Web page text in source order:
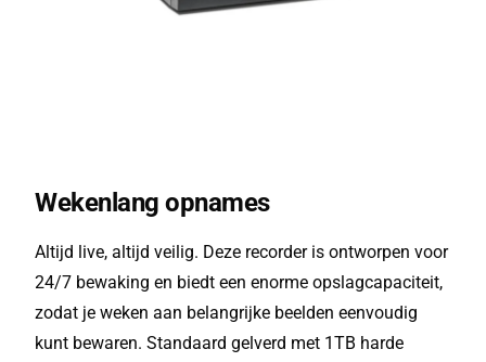
Wekenlang opnames
Altijd live, altijd veilig. Deze recorder is ontworpen voor
24/7 bewaking en biedt een enorme opslagcapaciteit,
zodat je weken aan belangrijke beelden eenvoudig
kunt bewaren. Standaard gelverd met 1TB harde